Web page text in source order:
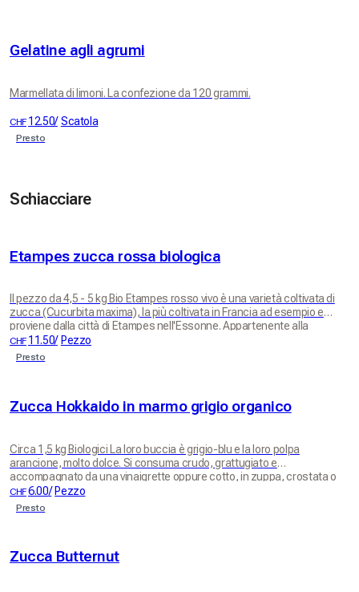
Gelatine agli agrumi
Marmellata di limoni. La confezione da 120 grammi.
CHF 12.50/ Scatola
Presto
Schiacciare
Etampes zucca rossa biologica
Il pezzo da 4,5 - 5 kg Bio Etampes rosso vivo è una varietà coltivata di
zucca (Cucurbita maxima), la più coltivata in Francia ad esempio e
proviene dalla città di Etampes nell'Essonne. Appartenente alla
famiglia delle Cucurbitacee, questa zucca è caratterizzata da un
volume molto ampio, dalla forma schiacciata con coste larghe e dal
CHF 11.50/ Pezzo
Presto
Zucca Hokkaido in marmo grigio organico
Circa 1,5 kg Biologici La loro buccia è grigio-blu e la loro polpa
arancione, molto dolce. Si consuma crudo, grattugiato e
accompagnato da una vinaigrette oppure cotto, in zuppa, crostata o
marmellata.
CHF6.00/ Pezzo
Presto
Zucca Butternut